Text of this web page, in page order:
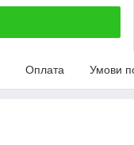
Оплата Умови